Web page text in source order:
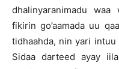
dhalinyaranimadu
fikirin go’aamada uu
tidhaahda, nin yari
Sidaa darteed ayay